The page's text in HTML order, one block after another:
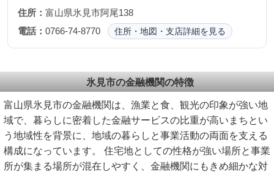
住所： 富山県氷見市阿尾138
電話： 0766-74-8770 住所・地図・支店詳細を見る
氷見市の金融機関の特徴
富山県氷見市の金融機関は、漁業と食、観光の印象が強い地
域で、暮らしに密着した金融サービスの比重が高いまちとい
う地域性を背景に、地域の暮らしと事業活動の両面を支える
構成になっています。 住宅地としての性格が強い場所と事業
所が集まる場所が混在しやすく、金融機関にもきめ細かな対